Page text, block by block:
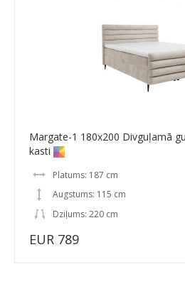
Margate-1 180x200 Divguļamā
kasti
Platums: 187 cm
Augstums: 115 cm
Dziļums: 220 cm
EUR 789